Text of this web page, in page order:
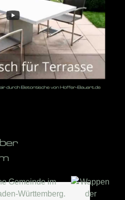
Gemeinde im
Württemberg.